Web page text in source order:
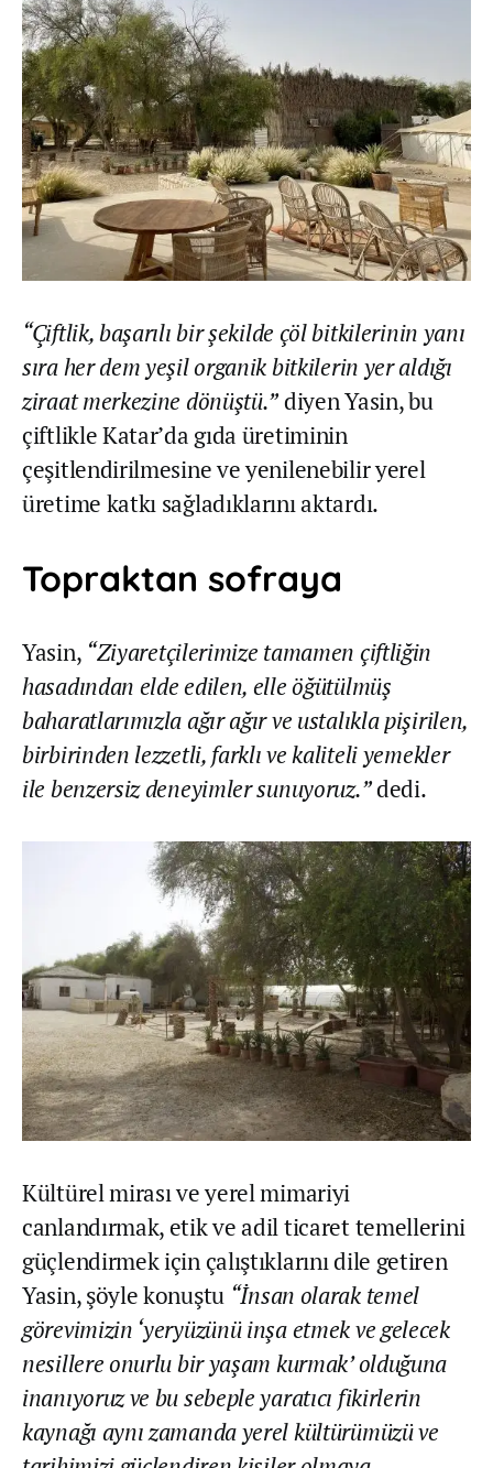
“Çiftlik, başarılı bir şekilde çöl bitkilerinin yanı
sıra her dem yeşil organik bitkilerin yer aldığı
ziraat merkezine dönüştü.”diyen Yasin, bu
çiftlikle Katar’da gıda üretiminin
çeşitlendirilmesine ve yenilenebilir yerel
üretime katkı sağladıklarını aktardı.
Topraktan sofraya
Yasin, “Ziyaretçilerimize tamamen çiftliğin
hasadından elde edilen, elle öğütülmüş
baharatlarımızla ağır ağır ve ustalıkla pişirilen,
birbirinden lezzetli, farklı ve kaliteli yemekler
ile benzersiz deneyimler sunuyoruz.”dedi.
Kültürel mirası ve yerel mimariyi
canlandırmak, etik ve adil ticaret temellerini
güçlendirmek için çalıştıklarını dile getiren
Yasin, şöyle konuştu “İnsan olarak temel
görevimizin ‘yeryüzünü inşa etmek ve gelecek
nesillere onurlu bir yaşam kurmak’ olduğuna
inanıyoruz ve bu sebeple yaratıcı fikirlerin
kaynağı aynı zamanda yerel kültürümüzü ve